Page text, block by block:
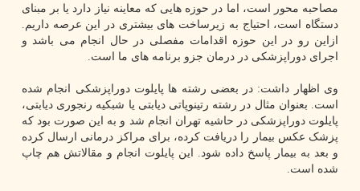
مصاحبه محور است، اما در حوزه هایی که معاینه نیاز دارد یا بر مبنای
دستگاه است، احتیاج به زیرساخت های بیشتری در این عرصه داریم.
ازاین رو در این حوزه اقدامات مفصلی در حال انجام می باشد و
اجرای دوراپزشکی در درمان جزو برنامه های ما است.
وی اظهار داشت: در بعضی رشته ها پایلوت دوراپزشکی انجام شده
است. بعنوان مثال در رشته رتینوپاتی دیابتی یا شبکیه رنجوری دیابتی،
پایلوت دوراپزشکی در حاشیه تهران انجام شد و به این صورت بود که
پزشک عکس بیمار را دریافت کرده، برای مراکز درمانی ارسال کرده
و بعد به بیمار پاسخ داده شود. این پایلوت انجام و مقالاتش هم چاپ
شده است.